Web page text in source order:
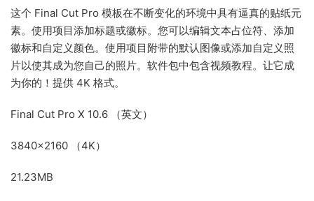
这个 Final Cut Pro 模板在不断变化的环境中具有逼真的贴纸元
素。使用项目添加标题或徽标。您可以编辑文本占位符、添加
徽标和自定义颜色。使用项目附带的默认图像或添加自定义照
片以使其成为您自己的照片。软件包中包含视频教程。让它成
为你的！提供 4K 格式。
Final Cut Pro X 10.6 （英文）
3840×2160 （4K）
21.23MB